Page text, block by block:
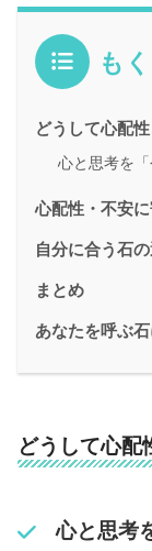
も
どうして心配
心と思考を
心配性・不安
自分に合う石
まとめ
あなたを呼ぶ
どうして心配
心と思考